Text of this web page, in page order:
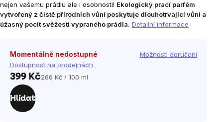
nejen vašemu prádlu ale i osobnosti! Ekologický prací parfém
vytvořený z čistě přírodních vůní poskytuje dlouhotrvající vůni a
úžasný pocit svěžesti vypraného prádla. Detailní informace
Momentálně nedostupné
Dostupnost na prodejnách
Možnosti doručení
399 KčMěrná
266 Kč / 100 ml
Hlídat